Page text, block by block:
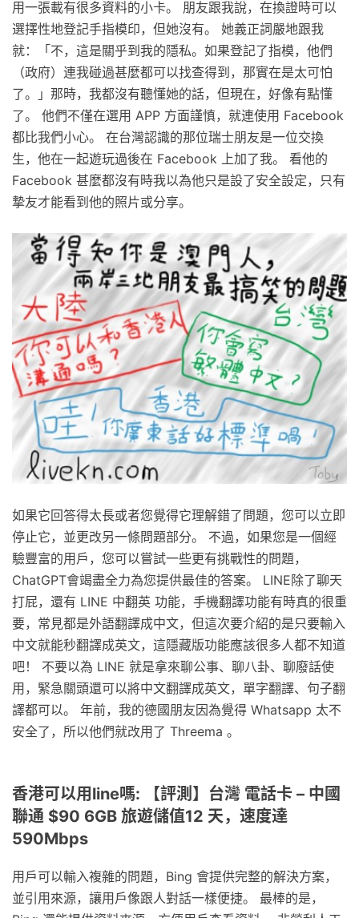
用一張載有很多資料的小卡。 朋友跟我說，在換證時可以
選擇性地登記手指模印，但她沒有。 她義正詞嚴地跟我
就：「不，這是關乎到我的隱私。如果登記了指模，他們
（政府）連我碰過甚麼都可以找查得到，那實在是太可怕
了。」那時，我都沒有聽懂她的話，但現在，好像有點懂
了。 他們不僅在選用 APP 方面謹慎，就連使用 Facebook
都比我們小心。 在台灣認識的那位瑞士朋友是一位交換
生，他在一起遊玩過後在 Facebook 上加了我。 看他的
Facebook 甚麼都沒有時我以為他只是設了安全設定，只有
摯友才能看到他的照片或分享。
如果它回答得太長或者您覺得它理解錯了問題，您可以立即
停止它，並更改另一條問題部分。 不過，如果您是一個經
驗豐富的用戶，您可以嘗試一些更有挑戰性的問題，
ChatGPT會竭盡全力為您提供最佳的答案。 LINE除了聊天
打屁，還有 LINE 中翻英 功能，手機翻譯功能有時真的很重
要，常見都是外語翻譯成中文，但這次要介紹的是只要輸入
中文就能秒翻譯成英文，這隱藏版功能應該很多人都不知道
吧！ 不要以為 LINE 就是拿來聊公事、聊八卦、聊廢話使
用，緊急關頭還可以將中文翻譯成英文，單字翻譯、句子翻
譯都可以。 年前，我的德國朋友因為覺得 Whatsapp 太不
安全了，所以他們就改用了 Threema 。
香港可以用line嗎: 【評測】台灣 電話卡 – 中國
聯通 $90 6GB 旅遊儲值12 天，速度達
590Mbps
用戶可以輸入複雜的問題，Bing 會提供完整的解決方案，
並引用來源，讓用戶像跟人對話一樣便捷。 最棒的是，